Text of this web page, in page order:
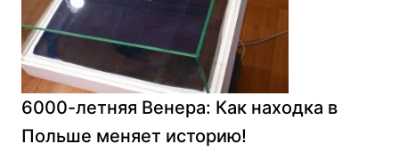
6000-летняя Венера: Как находка в
Польше меняет историю!